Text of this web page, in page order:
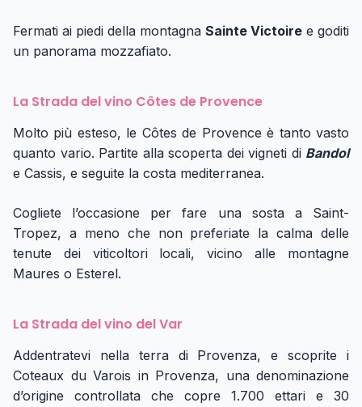
Fermati ai piedi della montagna Sainte Victoire e goditi
un panorama mozzafiato.
La Strada del vino Côtes de Provence
Molto più esteso, le Côtes de Provence è tanto vasto
quanto vario. Partite alla scoperta dei vigneti di Bandol
e Cassis, e seguite la costa mediterranea.
Cogliete l’occasione per fare una sosta a Saint-
Tropez, a meno che non preferiate la calma delle
tenute dei viticoltori locali, vicino alle montagne
Maures o Esterel.
La Strada del vino del Var
Addentratevi nella terra di Provenza, e scoprite i
Coteaux du Varois in Provenza, una denominazione
d’origine controllata che copre 1.700 ettari e 30